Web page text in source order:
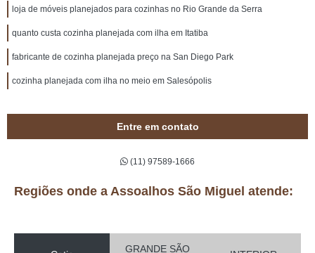
loja de móveis planejados para cozinhas no Rio Grande da Serra
quanto custa cozinha planejada com ilha em Itatiba
fabricante de cozinha planejada preço na San Diego Park
cozinha planejada com ilha no meio em Salesópolis
Entre em contato
(11) 97589-1666
Regiões onde a Assoalhos São Miguel atende:
GRANDE SÃO